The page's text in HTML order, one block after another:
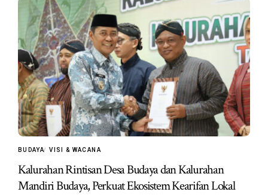
BUDAYA VISI & WACANA
Kalurahan Rintisan Desa Budaya dan Kalurahan
Mandiri Budaya, Perkuat Ekosistem Kearifan Lokal